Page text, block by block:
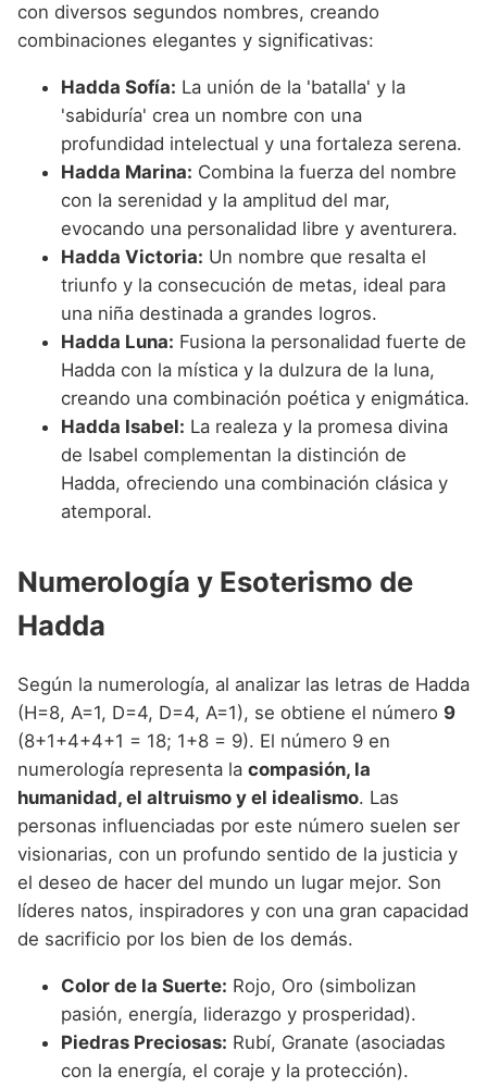
con diversos segundos nombres, creando
combinaciones elegantes y significativas:
Hadda Sofía: La unión de la 'batalla' y la
'sabiduría' crea un nombre con una
profundidad intelectual y una fortaleza serena.
Hadda Marina: Combina la fuerza del nombre
con la serenidad y la amplitud del mar,
evocando una personalidad libre y aventurera.
Hadda Victoria: Un nombre que resalta el
triunfo y la consecución de metas, ideal para
una niña destinada a grandes logros.
Hadda Luna: Fusiona la personalidad fuerte de
Hadda con la mística y la dulzura de la luna,
creando una combinación poética y enigmática.
Hadda Isabel: La realeza y la promesa divina
de Isabel complementan la distinción de
Hadda, ofreciendo una combinación clásica y
atemporal.
Numerología y Esoterismo de
Hadda
Según la numerología, al analizar las letras de Hadda
(H=8, A=1, D=4, D=4, A=1), se obtiene el número 9
(8+1+4+4+1 = 18; 1+8 = 9). El número 9 en
numerología representa la compasión, la
humanidad, el altruismo y el idealismo. Las
personas influenciadas por este número suelen ser
visionarias, con un profundo sentido de la justicia y
el deseo de hacer del mundo un lugar mejor. Son
líderes natos, inspiradores y con una gran capacidad
de sacrificio por los bien de los demás.
Color de la Suerte: Rojo, Oro (simbolizan
pasión, energía, liderazgo y prosperidad).
Piedras Preciosas: Rubí, Granate (asociadas
con la energía, el coraje y la protección).